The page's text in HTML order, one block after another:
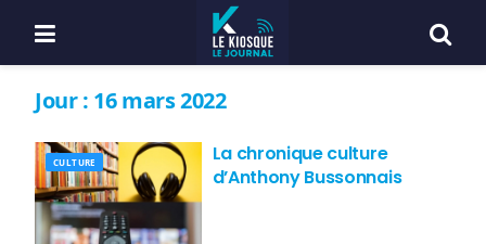
Jour : 16 mars 2022
CULTURE
La chronique culture
d’Anthony Bussonnais